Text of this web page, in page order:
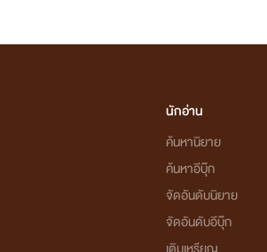
นักอ่าน
ค้นหานิยาย
ค้นหาอีบุ๊ก
จัดอันดับนิยาย
จัดอันดับอีบุ๊ก